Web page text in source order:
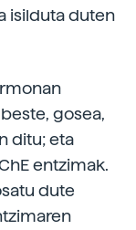
isilduta duten
gosea,
ditu; eta
entzimak.
dute